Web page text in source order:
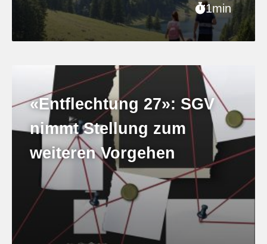
1min
«Entflechtung 27»: SGV
nimmt Stellung zum
weiteren Vorgehen